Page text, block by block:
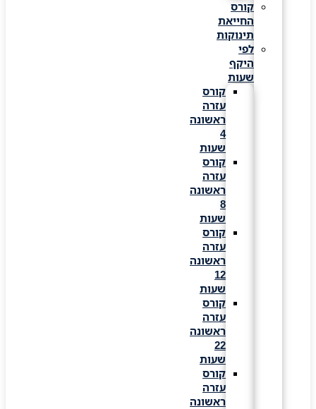
קורס
החייאת
תינוקות
לפי
היקף
שעות
קורס
עזרה
ראשונה
שעות
קורס
עזרה
ראשונה
שעות
קורס
עזרה
ראשונה
שעות
קורס
עזרה
ראשונה
שעות
קורס
עזרה
ראשונה